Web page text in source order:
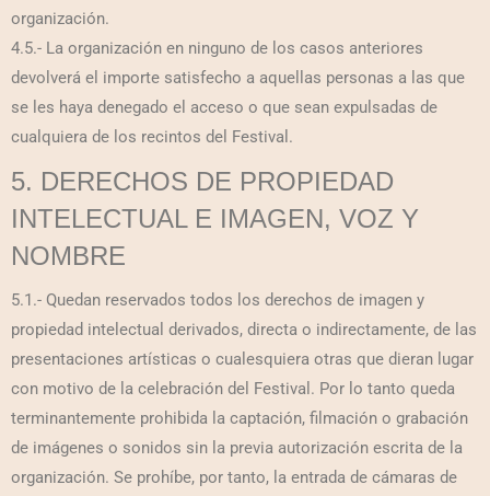
organización.
4.5.- La organización en ninguno de los casos anteriores
devolverá el importe satisfecho a aquellas personas a las que
se les haya denegado el acceso o que sean expulsadas de
cualquiera de los recintos del Festival.
5. DERECHOS DE PROPIEDAD
INTELECTUAL E IMAGEN, VOZ Y
NOMBRE
5.1.- Quedan reservados todos los derechos de imagen y
propiedad intelectual derivados, directa o indirectamente, de las
presentaciones artísticas o cualesquiera otras que dieran lugar
con motivo de la celebración del Festival. Por lo tanto queda
terminantemente prohibida la captación, filmación o grabación
de imágenes o sonidos sin la previa autorización escrita de la
organización. Se prohíbe, por tanto, la entrada de cámaras de